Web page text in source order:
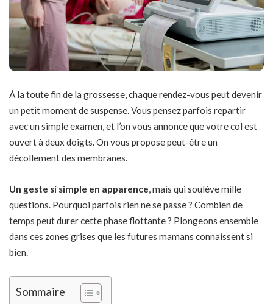
À la toute fin de la grossesse, chaque rendez-vous peut devenir
un petit moment de suspense. Vous pensez parfois repartir
avec un simple examen, et l’on vous annonce que votre col est
ouvert à deux doigts. On vous propose peut-être un
décollement des membranes.
Un geste si simple en apparence, mais qui soulève mille
questions. Pourquoi parfois rien ne se passe ? Combien de
temps peut durer cette phase flottante ? Plongeons ensemble
dans ces zones grises que les futures mamans connaissent si
bien.
Sommaire